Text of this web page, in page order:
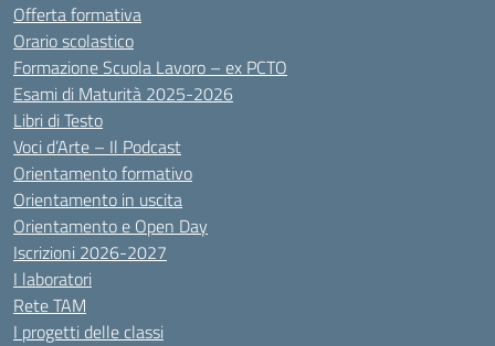
Offerta formativa
Orario scolastico
Formazione Scuola Lavoro – ex PCTO
Esami di Maturità 2025-2026
Libri di Testo
Voci d’Arte – Il Podcast
Orientamento formativo
Orientamento in uscita
Orientamento e Open Day
Iscrizioni 2026-2027
I laboratori
Rete TAM
I progetti delle classi